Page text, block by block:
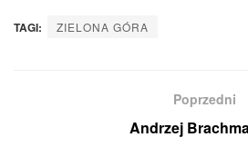
TAGI: ZIELONA GÓRA
Poprzedni
Andrzej